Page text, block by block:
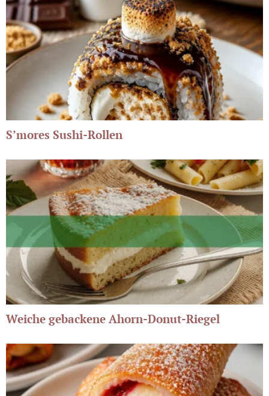
S’mores Sushi-Rollen
Weiche gebackene Ahorn-Donut-Riegel